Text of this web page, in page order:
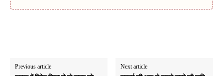
Previous article Next article